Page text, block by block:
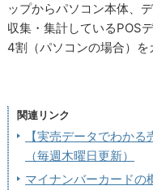
ップからパソコン本体、
収集・集計しているPOS
4割（パソコンの場合）を
関連リンク
【実売データでわか
（毎週木曜日更新）
マイナンバーカード